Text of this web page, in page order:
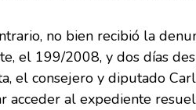
no bien recibió la
el 199/2008, y dos días
el consejero y diputado
acceder al expediente